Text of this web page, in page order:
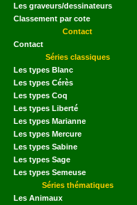
Les graveurs/dessinateurs
Classement par cote
Contact
Contact
Séries classiques
Les types Blanc
Les types Cérès
Les types Coq
Les types Liberté
Les types Marianne
Les types Mercure
Les types Sabine
Les types Sage
Les types Semeuse
Séries thématiques
Les Animaux